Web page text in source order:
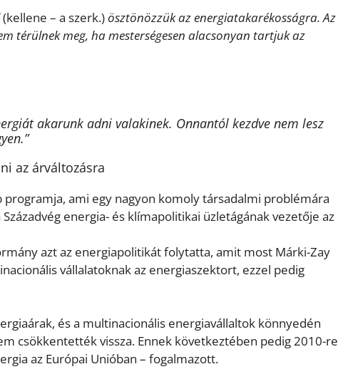
(kellene – a szerk.)ösztönözzük az energiatakarékosságra. Az
térülnek meg, ha mesterségesen alacsonyan tartjuk az
akarunk adni valakinek. Onnantól kezdve nem lesz
az árváltozásra
ami egy nagyon komoly társadalmi problémára
energia- és klímapolitikai üzletágának vezetője az
azt az energiapolitikát folytatta, amit most Márki-Zay
vállalatoknak az energiaszektort, ezzel pedig
és a multinacionális energiavállaltok könnyedén
csökkentették vissza. Ennek következtében pedig 2010-re
az Európai Unióban – fogalmazott.